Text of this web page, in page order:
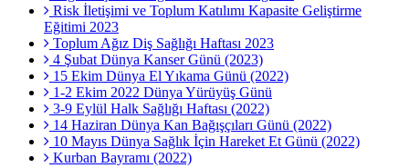
Risk İletişimi ve Toplum Katılımı Kapasite Geliştirme
Eğitimi 2023
Toplum Ağız Diş Sağlığı Haftası 2023
4 Şubat Dünya Kanser Günü (2023)
15 Ekim Dünya El Yıkama Günü (2022)
1-2 Ekim 2022 Dünya Yürüyüş Günü
3-9 Eylül Halk Sağlığı Haftası (2022)
14 Haziran Dünya Kan Bağışçıları Günü (2022)
10 Mayıs Dünya Sağlık İçin Hareket Et Günü (2022)
Kurban Bayramı (2022)